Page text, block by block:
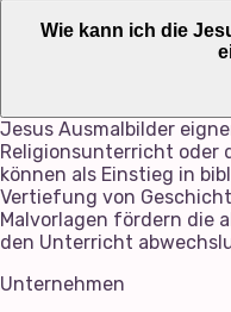
Wie kann ich die
Jesus Ausmalbilder
Religionsunterricht oder
können als Einstieg in
Vertiefung von
Malvorlagen fördern die
den Unterricht
Unternehmen